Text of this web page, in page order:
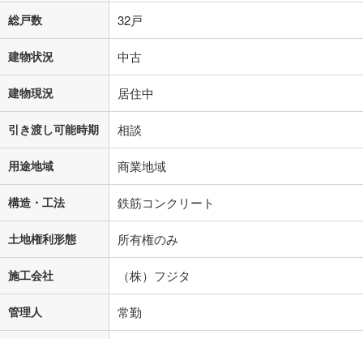
その他月額費用や、初期費用がかかります。ご注意ください。実際にお
借り入れの際は各金融機関等に、必ずご自身でご確認をお願いいたしま
す。
条件によってお借り入れができないことがあります。
不動産会社に購入相談をする 無料
閉じる
総戸数 32戸
建物状況 中古
建物現況 居住中
引き渡し可能時期 相談
用途地域 商業地域
構造・工法 鉄筋コンクリート
土地権利形態 所有権のみ
施工会社 （株）フジタ
管理人 常勤